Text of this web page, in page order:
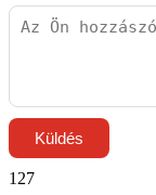
Küldés
127